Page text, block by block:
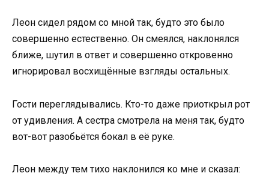
Леон сидел рядом со мной так, будто это было
совершенно естественно. Он смеялся, наклонялся
ближе, шутил в ответ и совершенно откровенно
игнорировал восхищённые взгляды остальных.
Гости переглядывались. Кто-то даже приоткрыл рот
от удивления. А сестра смотрела на меня так, будто
вот-вот разобьётся бокал в её руке.
Леон между тем тихо наклонился ко мне и сказал: